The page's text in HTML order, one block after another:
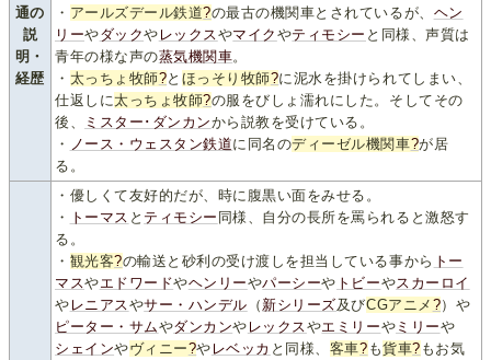
通の
説
明・
経歴
・ アールズデール鉄道?の最古の機関車とされているが、 ヘン
リーやダックや レックス やマイク やティモシー と同様、声質は
青年の様な声の蒸気機関車。
・ 太っちょ牧師?と ほっそり牧師?に泥水を掛けられてしまい、
仕返しに太っちょ牧師?の服をびしょ濡れにした。そしてその
後、
ミスター･ダンカンから説教を受けている。
・
ノース・ウェスタン鉄道に同名のディーゼル機関車?が居
る。
・優しくて友好的だが、時に腹黒い面をみせる。
・
トーマス と ティモシー 同様、自分の長所を罵られると激怒す
る。
・ 観光客?の輸送と砂利の受け渡しを担当している事から トー
マスやエドワードやヘンリーやパーシーや トビーやスカーロイ
や レニアス やサー・ハンデル （ 新シリーズ及びCGアニメ ?）や
ピーター・サムやダンカンや レックス やエミリーや ミリーや
シェインやヴィニー?や レベッカ と同様、 客車? も貨車? もお気